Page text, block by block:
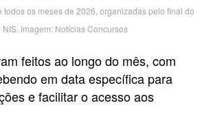
todos os meses de 2026, organizadas pelo final do
NIS. Imagem: Notícias Concursos
feitos ao longo do mês, com
em data específica para
e facilitar o acesso aos